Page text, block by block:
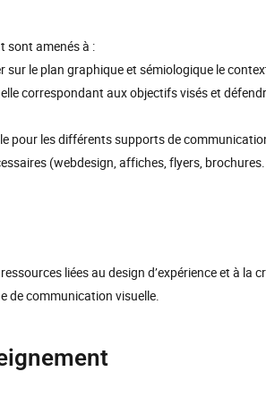
sont amenés à :
sur le plan graphique et sémiologique le
correspondant aux objectifs visés et
pour les différents supports de
(webdesign, affiches, flyers,
liées au design d’expérience et à la
de communication visuelle.